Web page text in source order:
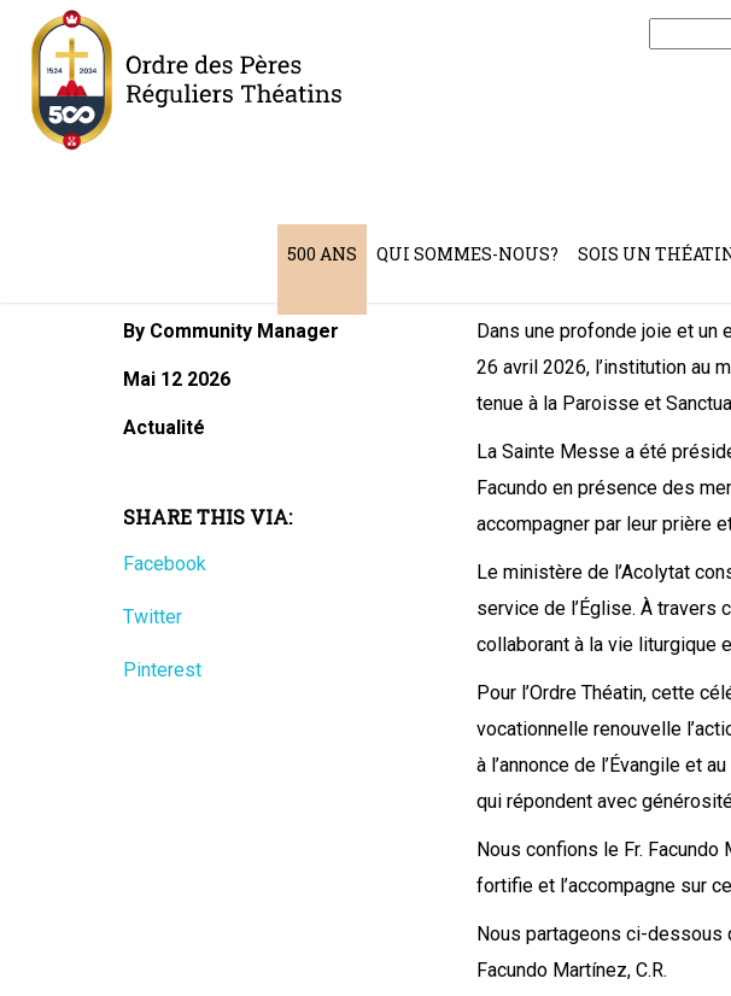
500 ANS QUI SOMMES-NOUS? SOIS UN
Le Fr. Facundo Martínez, C.R., a
By Community Manager
Mai 12 2026
Actualité
SHARE THIS VIA:
Facebook
Twitter
Pinterest
Dans une profonde joie et un
26 avril 2026, l’institution au
tenue à la Paroisse et
La Sainte Messe a été
Facundo en présence des
accompagner par leur prière
Le ministère de l’Acolytat
service de l’Église. À travers
collaborant à la vie liturgique
Pour l’Ordre Théatin, cette
vocationnelle renouvelle
à l’annonce de l’Évangile et
qui répondent avec
Nous confions le Fr. Facundo
fortifie et l’accompagne sur
Nous partageons ci-dessous
Facundo Martínez, C.R.